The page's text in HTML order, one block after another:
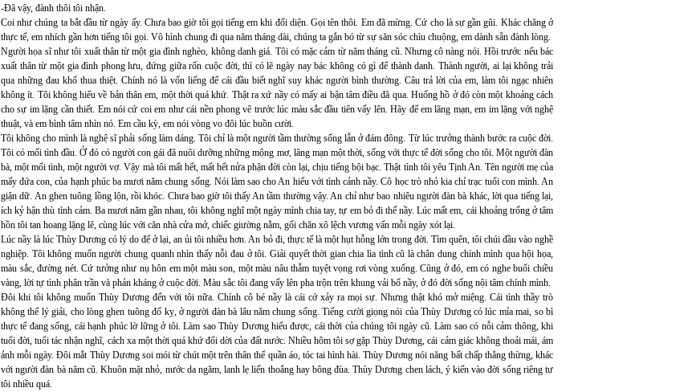
-Đã vậy, đành thôi tôi nhận.
Coi như chúng ta bắt đầu từ ngày ấy. Chưa bao giờ tôi gọi tiếng em khi đối diện. Gọi tên thôi. Em đã mừng. Cứ cho là sự gần gũi. Khác chăng ở
thực tế, em nhích gần hơn tiếng tôi gọi. Vô hình chung đi qua năm tháng dài, chúng ta gắn bó từ sự săn sóc chìu chuộng, em dành sẵn đành lòng.
Người họa sĩ như tôi xuất thân từ một gia đình nghèo, không danh giá. Tôi có mặc cảm từ năm tháng cũ. Nhưng cô nàng nói. Hồi trước nếu bác
xuất thân từ một gia đình phong lưu, đứng giữa rốn cuộc đời, thì có lẽ ngày nay bác không có gì để thành danh. Thành người, ai lại không trải
qua những đau khổ thua thiệt. Chính nó là vốn liếng để cái đầu biết nghĩ suy khác người bình thường. Câu trả lời của em, làm tôi ngạc nhiên
không ít. Tôi không hiểu về bản thân em, một thời quá khứ. Thật ra xứ nầy có mấy ai bận tâm điều đã qua. Huống hồ ở đó còn một khoảng cách
cho sự im lặng cần thiết. Em nói cứ coi em như cái nền phong vẽ trước lúc màu sắc đầu tiên vấy lên. Hãy để em lãng mạn, em im lặng với nghệ
thuật, và em bình tâm nhìn nó. Em cầu kỳ, em nói vòng vo đôi lúc buồn cười.
Tôi không cho mình là nghệ sĩ phải sống làm dáng. Tôi chỉ là một người tầm thường sống lẫn ở đám đông. Từ lúc trưởng thành bước ra cuộc đời.
Tôi có mối tình đầu. Ở đó có người con gái đã nuôi dưỡng những mộng mơ, lãng mạn một thời, sống với thực tế đời sống cho tôi. Một người đàn
bà, một mối tình, một người vợ. Vậy mà tôi mất hết, mất hết nửa phận đời còn lại, chịu tiếng bội bạc. Thật tình tôi yêu Tịnh An. Tên người mẹ của
mấy đứa con, của hạnh phúc ba mươi năm chung sống. Nói làm sao cho An hiểu với tình cảnh nầy. Cô học trò nhỏ kia chỉ trạc tuổi con mình. An
giận dữ. An ghen tuông lồng lộn, rồi khóc. Chưa bao giờ tôi thấy An tầm thường vậy. An chỉ như bao nhiêu người đàn bà khác, lời qua tiếng lại,
ích kỷ hận thù tình cảm. Ba mươi năm gần nhau, tôi không nghĩ một ngày mình chia tay, tự em bỏ đi thế nầy. Lúc mất em, cái khoảng trống ở tâm
hồn tôi tan hoang lặng lẽ, cùng lúc với căn nhà cửa mở, chiếc giường nằm, gối chăn xô lệch vương vấn mỗi ngày xót lại.
Lúc nầy là lúc Thùy Dương có lý do để ở lại, an ủi tôi nhiều hơn. An bỏ đi, thực tế là một hụt hỗng lớn trong đời. Tìm quên, tôi chúi đầu vào nghề
nghiệp. Tôi không muốn người chung quanh nhìn thấy nỗi đau ở tôi. Giải quyết thời gian chia lìa tình cũ là chân dung chính mình qua hội họa,
màu sắc, đường nét. Cứ tưởng như nụ hôn em một màu son, một màu nâu thẫm tuyệt vọng rơi vòng xuống. Cũng ở đó, em có nghe buổi chiều
vàng, lời tự tình phân trần và phản kháng ở cuộc đời. Màu sắc tôi đang vấy lên pha trộn trên khung vải bố nầy, ở đó đời sống nội tâm chính mình.
Đôi khi tôi không muốn Thùy Dương đến với tôi nữa. Chính cô bé nầy là cái cớ xảy ra mọi sự. Nhưng thật khó mở miệng. Cái tình thầy trò
không thể lý giải, cho lòng ghen tuông đố kỵ, ở người đàn bà lâu năm chung sống. Tiếng cười giọng nói của Thùy Dương có lúc mỉa mai, so bì
thực tế đang sống, cái hạnh phúc lờ lững ở tôi. Làm sao Thùy Dương hiểu được, cái thời của chúng tôi ngày cũ. Làm sao có nỗi cảm thông, khi
tuổi đời, tuổi tác nhận nghĩ, cách xa một thời quá khứ đổi dời của đất nước. Nhiều hôm tôi sợ gặp Thùy Dương, cái cảm giác không thoải mái, ám
ảnh mỗi ngày. Đôi mắt Thùy Dương soi mói từ chút một trên thân thể quần áo, tóc tai hình hài. Thùy Dương nói năng bất chấp thẳng thừng, khác
với người đàn bà năm cũ. Khuôn mặt nhỏ, nước da ngăm, lanh lẹ liến thoắng hay bông đùa. Thùy Dương chen lách, ý kiến vào đời sống riêng tư
tôi nhiều quá.